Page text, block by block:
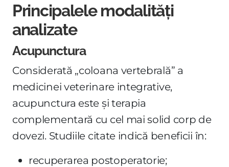
Principalele modalități
analizate
Acupunctura
Considerată „coloana vertebrală” a
medicinei veterinare integrative,
acupunctura este și terapia
complementară cu cel mai solid corp de
dovezi. Studiile citate indică beneficii în:
recuperarea postoperatorie;